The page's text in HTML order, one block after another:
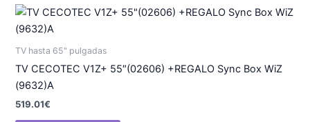
TV hasta 65" pulgadas
TV CECOTEC V1Z+ 55″(02606) +REGALO Sync Box WiZ
(9632)A
519.01€